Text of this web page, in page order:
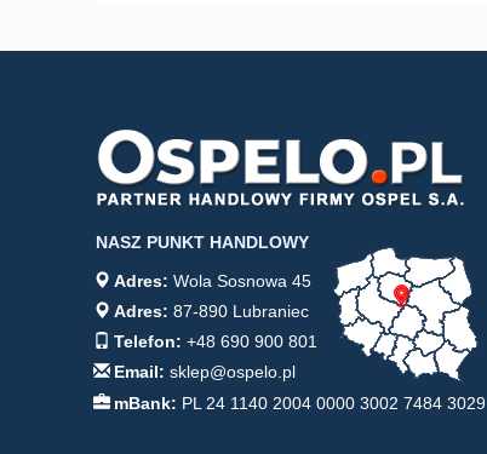
NASZ PUNKT HANDLOWY
Adres: Wola Sosnowa 45
Adres: 87-890 Lubraniec
Telefon: +48 690 900 801
Email: sklep@ospelo.pl
mBank: PL 24 1140 2004 0000 3002 7484 3029